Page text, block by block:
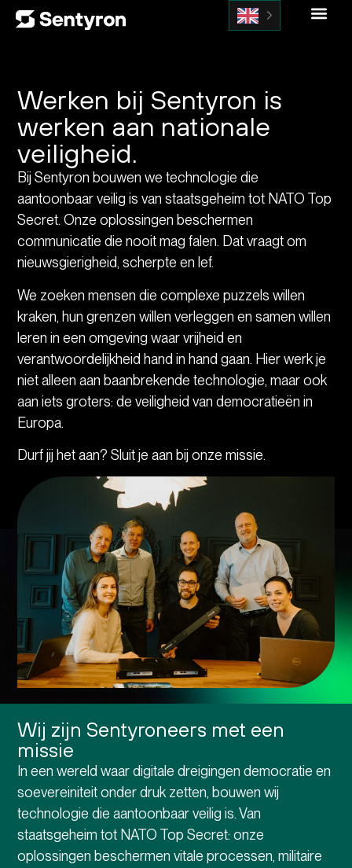
Werken bij Sentyron is
werken aan nationale
veiligheid.
Bij Sentyron bouwen we technologie die
aantoonbaar veilig is van staatsgeheim tot NATO Top
Secret. Onze oplossingen beschermen
communicatie die nooit mag falen. Dat vraagt om
nieuwsgierigheid, scherpte en lef.
We zoeken mensen die complexe puzzels willen
kraken, hun grenzen willen verleggen en samen willen
leren in een omgeving waar vrijheid en
verantwoordelijkheid hand in hand gaan. Hier werk je
niet alleen aan baanbrekende technologie, maar ook
aan iets groters: de veiligheid van democratieën in
Europa.
Durf jij het aan? Sluit je aan bij onze missie.
Wij zijn Sentyroneers met een
missie
In een wereld waar digitale dreigingen democratie en
soevereiniteit onder druk zetten, bouwen wij
technologie die aantoonbaar veilig is. Van
staatsgeheim tot NATO Top Secret: onze
oplossingen beschermen vitale processen, militaire